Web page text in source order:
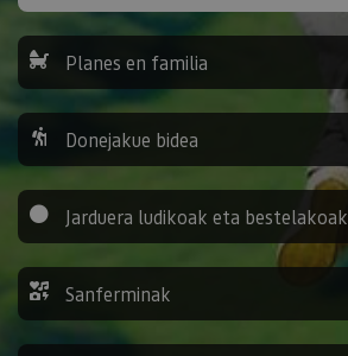
Planes en familia
Donejakue bidea
Jarduera ludikoak eta bestelakoak
Sanferminak